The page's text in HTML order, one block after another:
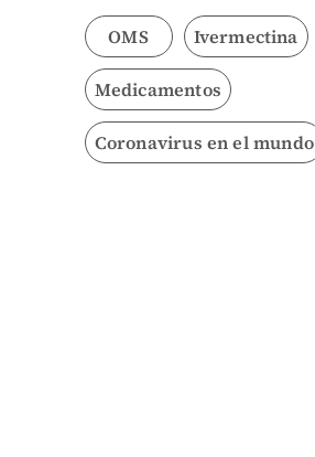
OMS Ivermectina
Medicamentos
Coronavirus en el mundo